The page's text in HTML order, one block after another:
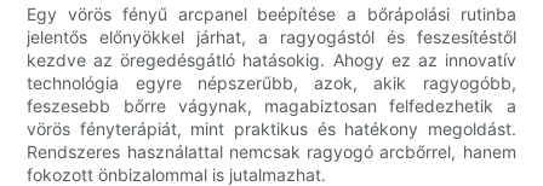
Egy vörös fényű arcpanel beépítése a bőrápolási rutinba
jelentős előnyökkel járhat, a ragyogástól és feszesítéstől
kezdve az öregedésgátló hatásokig. Ahogy ez az innovatív
technológia egyre népszerűbb, azok, akik ragyogóbb,
feszesebb bőrre vágynak, magabiztosan felfedezhetik a
vörös fényterápiát, mint praktikus és hatékony megoldást.
Rendszeres használattal nemcsak ragyogó arcbőrrel, hanem
fokozott önbizalommal is jutalmazhat.